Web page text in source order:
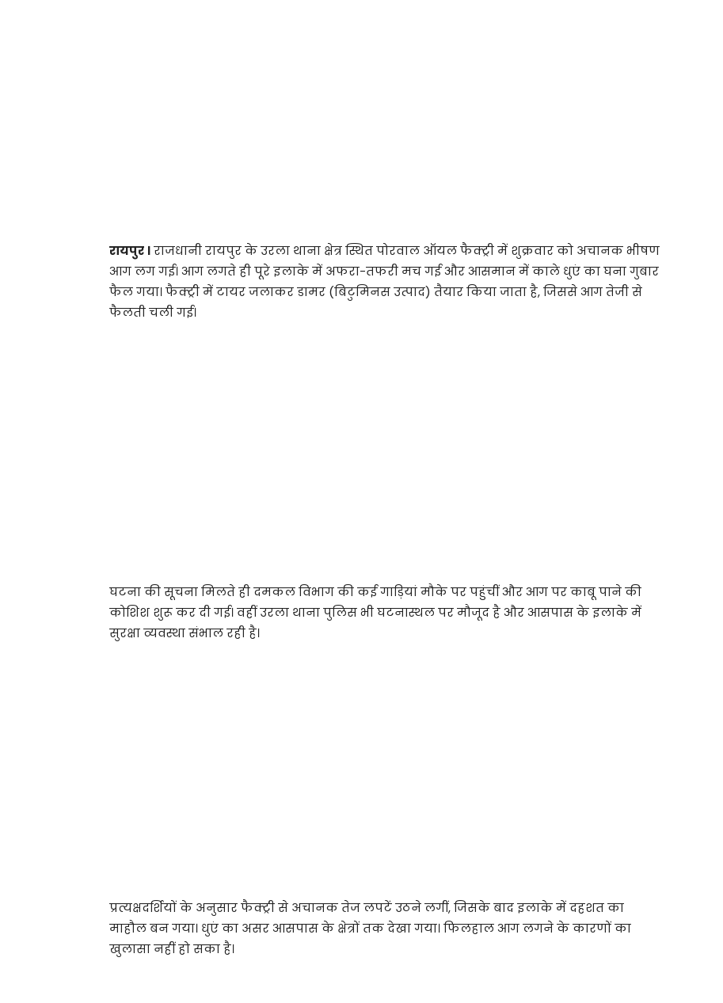
रायपुर ।राजधानी रायपुर के उरला थाना क्षेत्र स्थित पोरवाल ऑयल फैक्ट्री में शुक्रवार को अचानक भीषण
आग लग गई। आग लगते ही पूरे इलाके में अफरा-तफरी मच गई और आसमान में काले धुएं का घना गुबार
फैल गया। फैक्ट्री में टायर जलाकर डामर (बिटुमिनस उत्पाद) तैयार किया जाता है, जिससे आग तेजी से
फैलती चली गई।
घटना की सूचना मिलते ही दमकल विभाग की कई गाड़ियां मौके पर पहुंचीं और आग पर काबू पाने की
कोशिश शुरू कर दी गई। वहीं उरला थाना पुलिस भी घटनास्थल पर मौजूद है और आसपास के इलाके में
सुरक्षा व्यवस्था संभाल रही है।
प्रत्यक्षदर्शियों के अनुसार फैक्ट्री से अचानक तेज लपटें उठने लगीं, जिसके बाद इलाके में दहशत का
माहौल बन गया। धुएं का असर आसपास के क्षेत्रों तक देखा गया। फिलहाल आग लगने के कारणों का
खुलासा नहीं हो सका है।